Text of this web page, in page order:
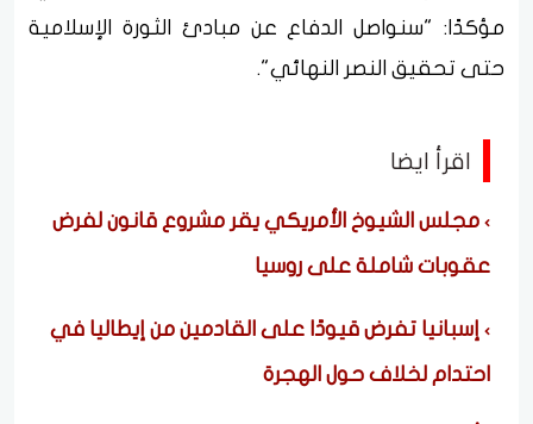
مؤكدًا: "سنواصل الدفاع عن مبادئ الثورة الإسلامية
حتى تحقيق النصر النهائي".
اقرأ ايضا
مجلس الشيوخ الأمريكي يقر مشروع قانون لفرض
عقوبات شاملة على روسيا
إسبانيا تفرض قيودًا على القادمين من إيطاليا في
احتدام لخلاف حول الهجرة